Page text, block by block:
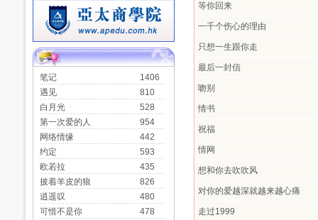
笔记
1406
遇见
810
白月光
528
第一次爱的人
954
网络情缘
442
约定
593
欧若拉
435
披着羊皮的狼
826
逍遥叹
480
可惜不是你
478
等你回来
一千个伤心的理由
只想一生跟你走
最后一封信
吻别
情书
祝福
情网
想和你去吹吹风
对你的爱越深就越来越心痛
走过1999